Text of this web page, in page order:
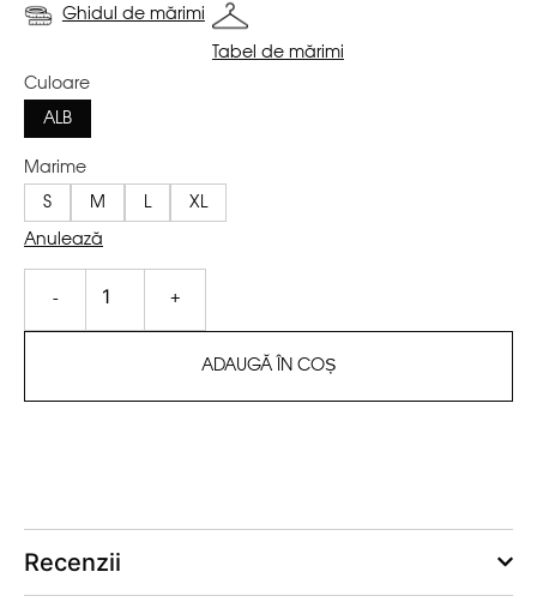
Ghidul de mărimi
Tabel de mărimi
Culoare
ALB
Marime
S M L XL
Anulează
- +
ADAUGĂ ÎN COȘ
Recenzii